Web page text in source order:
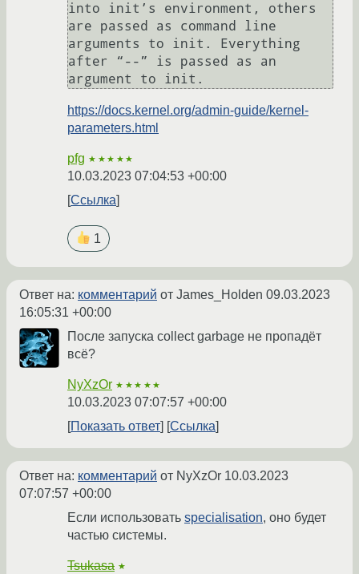
into init’s environment, others
are passed as command line
arguments to init. Everything
after “--” is passed as an
https://docs.kernel.org/admin-guide/kernel-
parameters.html
pfg ★★★★★
10.03.2023 07:04:53 +00:00
Ссылка
1
Ответ на: комментарий от James_Holden 09.03.2023
16:05:31 +00:00
После запуска collect garbage не пропадёт
всё?
NyXzOr ★★★★★
10.03.2023 07:07:57 +00:00
Показать ответ
Ссылка
Ответ на: комментарий от NyXzOr 10.03.2023
07:07:57 +00:00
Если использовать specialisation, оно будет
частью системы.
Tsukasa ★